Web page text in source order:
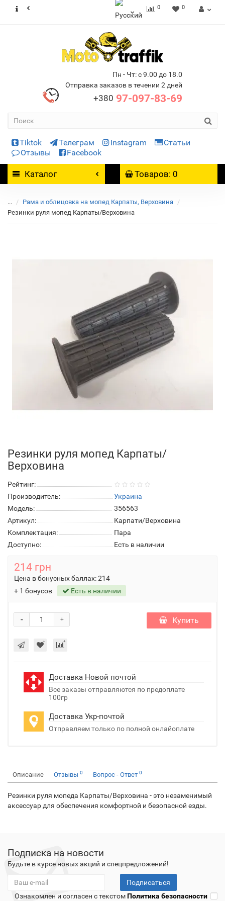
0 0
Пн - Чт: с 9.00 до 18.0
Отправка заказов в течении 2 дней
+380 97-097-83-69
Tiktok Телеграм Instagram
Статьи
Отзывы
Facebook
Каталог Товаров: 0
...
Рама и облицовка на мопед Карпаты, Верховина
Резинки руля мопед Карпаты/Верховина
Резинки руля мопед Карпаты/
Верховина
Рейтинг:
Производитель:
Украина
Модель:
356563
Артикул:
Карпати/Верховина
Комплектация:
Пара
Доступно:
Есть в наличии
214 грн
Цена в бонусных баллах:214
+ 1 бонусов
Есть в наличии
+
- Купить
Доставка Новой почтой
Все заказы отправляются по предоплате
100гр
Доставка Укр-почтой
Отправляем только по полной онлайоплате
Описание Отзывы 0 Вопрос - Ответ 0
Резинки руля мопеда Карпаты/Верховина - это незаменимый
аксессуар для обеспечения комфортной и безопасной езды.
Подписка на новости
Будьте в курсе новых акций и спецпредложений!
Подписаться
Ознакомлен и согласен с текстомПолитика безопасности